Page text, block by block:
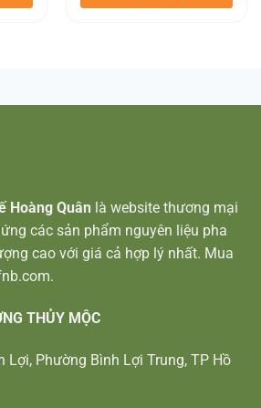
Hoàng Quân là website thương mại
các sản phẩm nguyên liệu pha
cao với giá cả hợp lý nhất. Mua
THỦY MỘC
Lợi, Phường Bình Lợi Trung, TP Hồ